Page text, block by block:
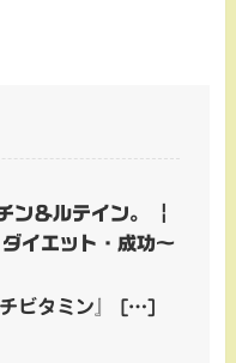
ン＆ルテイン。 |
イエット・成功～
ビタミン』 […]